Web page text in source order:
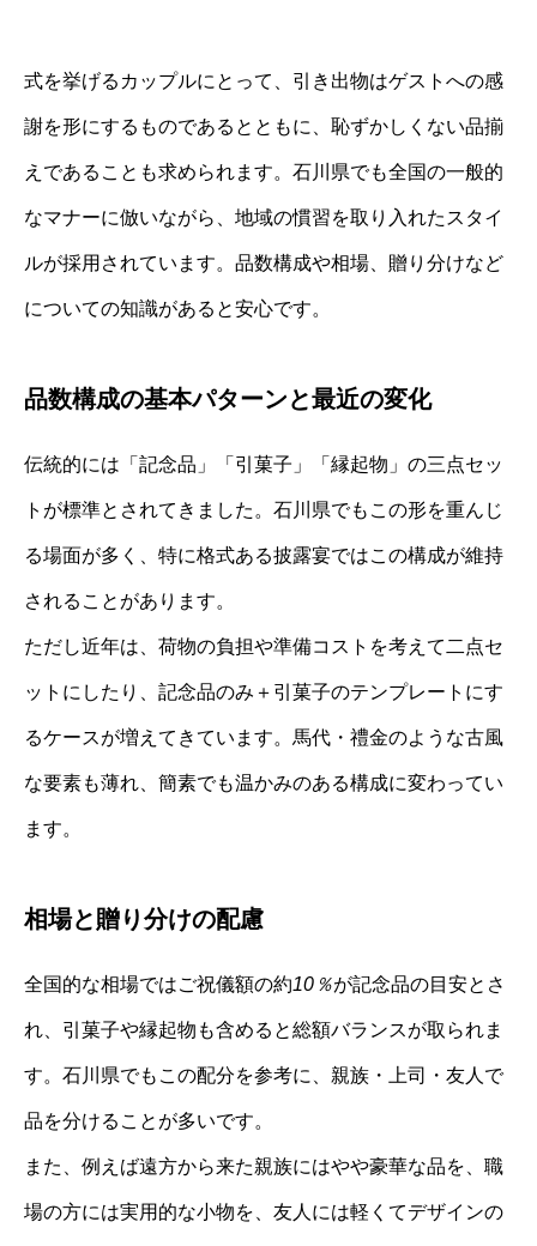
式を挙げるカップルにとって、引き出物はゲストへの感
謝を形にするものであるとともに、恥ずかしくない品揃
えであることも求められます。石川県でも全国の一般的
なマナーに倣いながら、地域の慣習を取り入れたスタイ
ルが採用されています。品数構成や相場、贈り分けなど
についての知識があると安心です。
品数構成の基本パターンと最近の変化
伝統的には「記念品」「引菓子」「縁起物」の三点セッ
トが標準とされてきました。石川県でもこの形を重んじ
る場面が多く、特に格式ある披露宴ではこの構成が維持
されることがあります。
ただし近年は、荷物の負担や準備コストを考えて二点セ
ットにしたり、記念品のみ＋引菓子のテンプレートにす
るケースが増えてきています。馬代・禮金のような古風
な要素も薄れ、簡素でも温かみのある構成に変わってい
ます。
相場と贈り分けの配慮
全国的な相場ではご祝儀額の約10％が記念品の目安とさ
れ、引菓子や縁起物も含めると総額バランスが取られま
す。石川県でもこの配分を参考に、親族・上司・友人で
品を分けることが多いです。
また、例えば遠方から来た親族にはやや豪華な品を、職
場の方には実用的な小物を、友人には軽くてデザインの